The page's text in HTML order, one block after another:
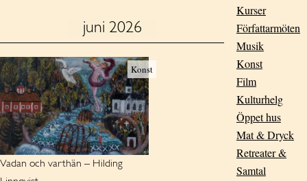
s
S
e
a
r
c
h
V
I
E
W
S
N
A
V
I
G
A
juni 2026
Konst
Vadan och varthän – Hilding
Kurser
Författarmöten
Musik
Konst
Film
Kulturhelg
Öppet hus
Mat & Dryck
Retreater &
Samtal